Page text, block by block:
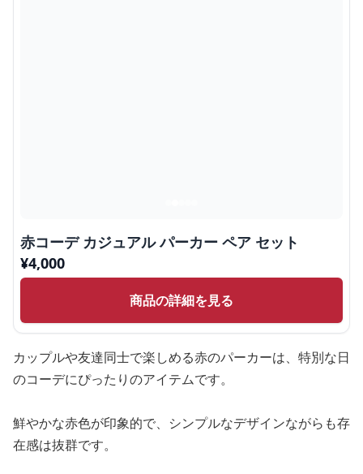
赤コーデ カジュアル パーカー ペア セット
¥4,000
商品の詳細を見る
カップルや友達同士で楽しめる赤のパーカーは、特別な日
のコーデにぴったりのアイテムです。
鮮やかな赤色が印象的で、シンプルなデザインながらも存
在感は抜群です。